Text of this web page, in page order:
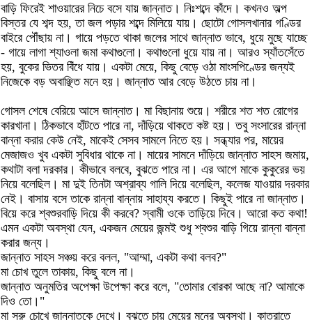
বাড়ি ফিরেই শাওয়ারের নিচে বসে যায় জান্নাত। নিঃশব্দে কাঁদে। কখনও অল্প
বিস্তর যে শব্দ হয়, তা জল পড়ার শব্দে মিলিয়ে যায়। ছোটো গোসলখানার গণ্ডির
বাইরে পৌঁছায় না। গায়ে পড়তে থাকা জলের সাথে জান্নাত ভাবে, ধুয়ে মুছে যাচ্ছে
- গায়ে লাগা শ্যাওলা জমা কথাগুলো। কথাগুলো ধুয়ে যায় না। আরও স্যাঁতসেঁতে
হয়, বুকের ভিতর বিঁধে যায়। একটা মেয়ে, কিছু বেড়ে ওঠা মাংসপিণ্ডের জন্যই
নিজেকে বড় অবাঞ্ছিত মনে হয়। জান্নাত আর বেড়ে উঠতে চায় না।
গোসল শেষে বেরিয়ে আসে জান্নাত। মা বিছানায় শুয়ে। শরীরে শত শত রোগের
কারখানা। ঠিকভাবে হাঁটতে পারে না, দাঁড়িয়ে থাকতে কষ্ট হয়। তবু সংসারের রান্না
বান্না করার কেউ নেই, মাকেই সেসব সামলে নিতে হয়। সন্ধ্যার পর, মায়ের
মেজাজও খুব একটা সুবিধার থাকে না। মায়ের সামনে দাঁড়িয়ে জান্নাত সাহস জমায়,
কথাটা বলা দরকার। কীভাবে বলবে, বুঝতে পারে না। এর আগে মাকে কুকুরের ভয়
নিয়ে বলেছিল। মা দুই তিনটা অশ্রাব্য গালি দিয়ে বলেছিল, কলেজ যাওয়ার দরকার
নেই। বাসায় বসে তাকে রান্না বান্নায় সাহায্য করতে। কিছুই পারে না জান্নাত।
বিয়ে করে শ্বশুরবাড়ি দিয়ে কী করবে? স্বামী ওকে তাড়িয়ে দিবে। আরো কত কথা!
এমন একটা অবস্থা যেন, একজন মেয়ের জন্মই শুধু শ্বশুর বাড়ি গিয়ে রান্না বান্না
করার জন্য।
জান্নাত সাহস সঞ্চয় করে বলল, "আম্মা, একটা কথা বলব?"
মা চোখ তুলে তাকায়, কিছু বলে না।
জান্নাত অনুমতির অপেক্ষা উপেক্ষা করে বলে, "তোমার বোরকা আছে না? আমাকে
দিও তো।"
মা সরু চোখে জান্নাতকে দেখে। বুঝতে চায় মেয়ের মনের অবস্থা। কাতরাতে